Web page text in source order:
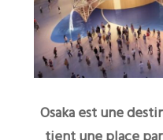
Osaka est une